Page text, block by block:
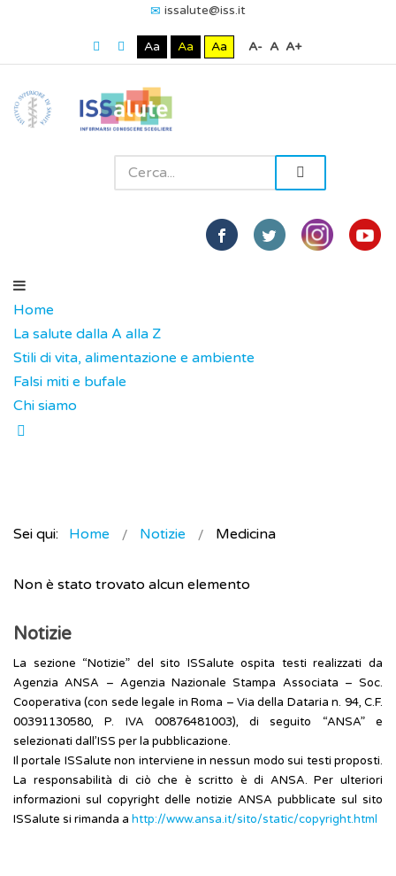
issalute@iss.it
Aa Aa Aa A- A A+
Home
La salute dalla A alla Z
Stili di vita, alimentazione e ambiente
Falsi miti e bufale
Chi siamo
Sei qui: Home Notizie Medicina
Non è stato trovato alcun elemento
Notizie
La sezione “Notizie” del sito ISSalute ospita testi realizzati da
Agenzia ANSA – Agenzia Nazionale Stampa Associata – Soc.
Cooperativa (con sede legale in Roma – Via della Dataria n. 94, C.F.
00391130580, P. IVA 00876481003), di seguito “ANSA” e
selezionati dall’ISS per la pubblicazione.
Il portale ISSalute non interviene in nessun modo sui testi proposti.
La responsabilità di ciò che è scritto è di ANSA. Per ulteriori
informazioni sul copyright delle notizie ANSA pubblicate sul sito
ISSalute si rimanda a http://www.ansa.it/sito/static/copyright.html